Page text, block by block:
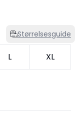
Størrelsesguide
L XL